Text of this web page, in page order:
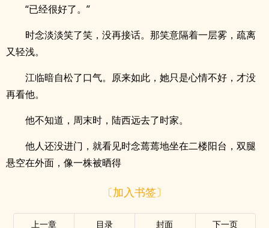
“已经很好了。”
时念淡淡笑了笑，没再接话。那笑意隔着一层雾，疏离
又轻浅。
江临暗自松了口气。原来如此，她只是心情不好，才没
再看他。
他不知道，周末时，陆西远去了时家。
他人还没进门，就看见时念蔫蔫地坐在二楼阳台，双腿
悬空在外面，像一株被晒得
〔加入书签〕
上一章 目录 封面 下一页